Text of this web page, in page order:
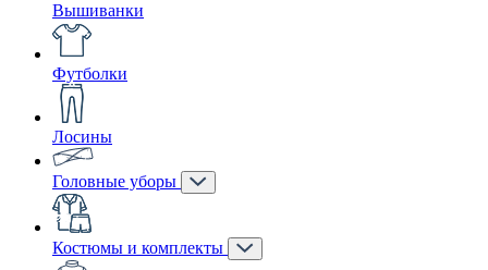
Вышиванки
Футболки
Лосины
Головные уборы
Костюмы и комплекты